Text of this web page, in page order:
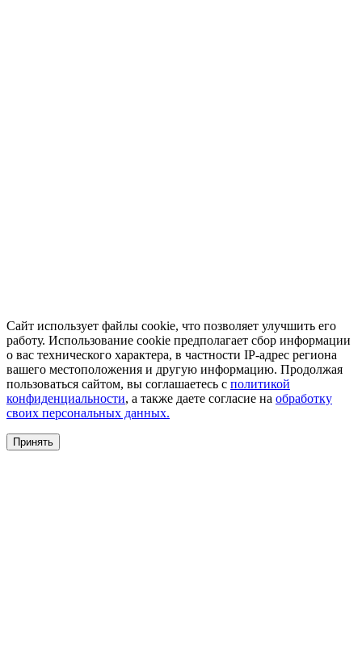
Сайт использует файлы cookie, что позволяет улучшить его
работу. Использование cookie предполагает сбор информации
о вас технического характера, в частности IP-адрес региона
вашего местоположения и другую информацию. Продолжая
пользоваться сайтом, вы соглашаетесь с политикой
конфиденциальности, а также даете согласие на обработку
своих персональных данных.
Принять